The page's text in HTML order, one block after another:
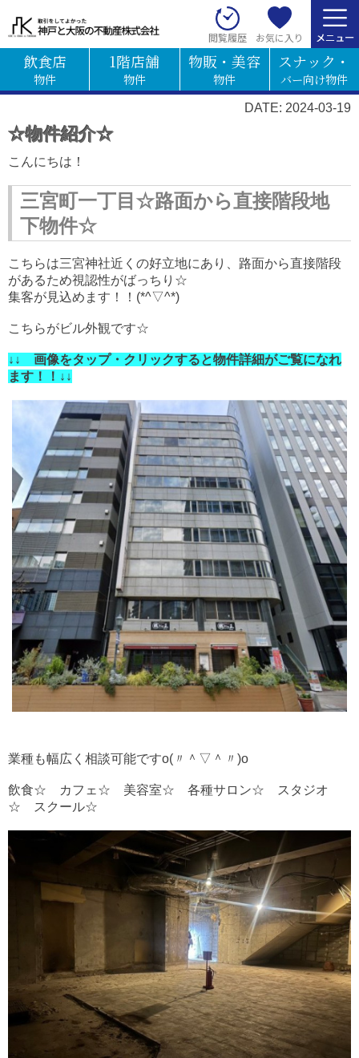
閲覧履歴 お気に入り
飲食店
物件
1階店舗
物件
物販・美容
物件
スナック・
バー向け物件
DATE: 2024-03-19
☆物件紹介☆
こんにちは！
三宮町一丁目☆路面から直接階段地
下物件☆
こちらは三宮神社近くの好立地にあり、路面から直接階段
があるため視認性がばっちり☆
集客が見込めます！！(*^▽^*)
こちらがビル外観です☆
↓↓ 画像をタップ・クリックすると物件詳細がご覧になれ
ます！！↓↓
業種も幅広く相談可能ですo(〃＾▽＾〃)o
飲食☆ カフェ☆ 美容室☆ 各種サロン☆ スタジオ
☆ スクール☆